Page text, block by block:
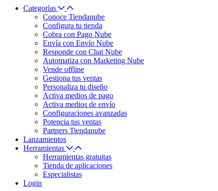
Categorías
Conoce Tiendanube
Configura tu tienda
Cobra con Pago Nube
Envía con Envío Nube
Responde con Chat Nube
Automatiza con Marketing Nube
Vende offline
Gestiona tus ventas
Personaliza tu diseño
Activa medios de pago
Activa medios de envío
Configuraciones avanzadas
Potencia tus ventas
Partners Tiendanube
Lanzamientos
Herramientas
Herramientas gratuitas
Tienda de aplicaciones
Especialistas
Login